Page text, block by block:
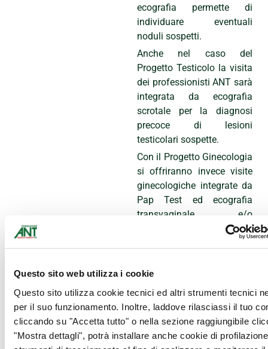
Questo sito web utilizza i cookie
Questo sito utilizza cookie tecnici ed altri strumenti tecnici
per il suo funzionamento. Inoltre, laddove rilasciassi il tuo
cliccando su "Accetta tutto" o nella sezione raggiungibile
"Mostra dettagli", potrà installare anche cookie di
ecografia permette di
individuare eventuali
noduli sospetti.
Anche nel caso del
Progetto Testicolo la visita
dei professionisti ANT sarà
integrata da ecografia
scrotale per la diagnosi
precoce di lesioni
testicolari sospette.
Con il Progetto Ginecologia
si offriranno invece visite
ginecologiche integrate da
Pap Test ed ecografia
transvaginale e/o
Le visite sono gratuite per
saranno annunciate
attraverso i canali di
comunicazione di
Fondazione ANT. La
prenotazione sarà
obbligatoria al link